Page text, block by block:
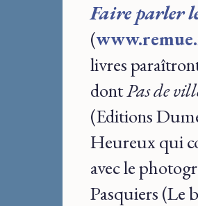
Faire parler
(
livres
dontPas de
(Editions
Heureux qui
avec le
Pasquiers (Le